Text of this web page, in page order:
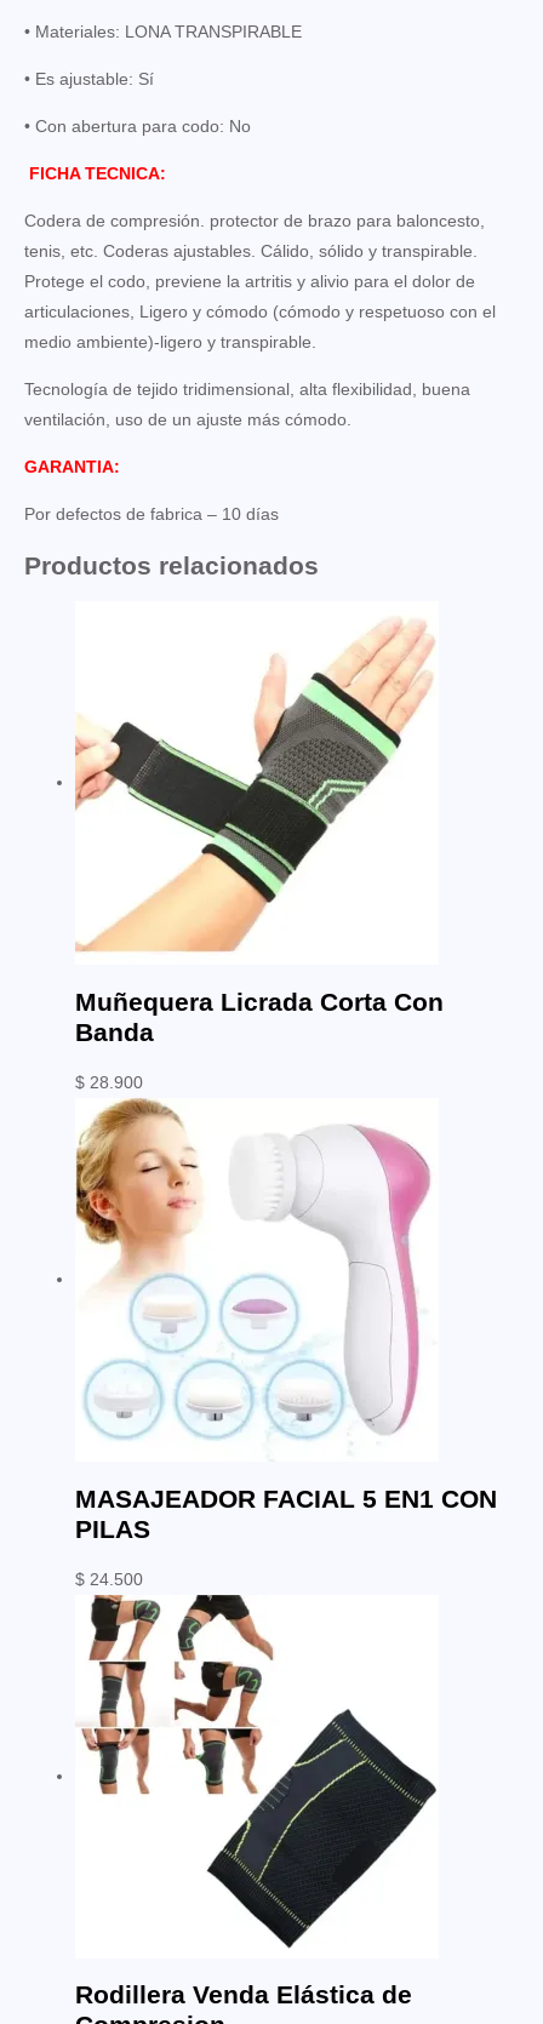
• Materiales: LONA TRANSPIRABLE
• Es ajustable: Sí
• Con abertura para codo: No
FICHA TECNICA:
Codera de compresión. protector de brazo para baloncesto,
tenis, etc. Coderas ajustables. Cálido, sólido y transpirable.
Protege el codo, previene la artritis y alivio para el dolor de
articulaciones, Ligero y cómodo (cómodo y respetuoso con el
medio ambiente)-ligero y transpirable.
Tecnología de tejido tridimensional, alta flexibilidad, buena
ventilación, uso de un ajuste más cómodo.
GARANTIA:
Por defectos de fabrica – 10 días
Productos relacionados
Muñequera Licrada Corta Con
Banda
$ 28.900
MASAJEADOR FACIAL 5 EN1 CON
PILAS
$ 24.500
Rodillera Venda Elástica de